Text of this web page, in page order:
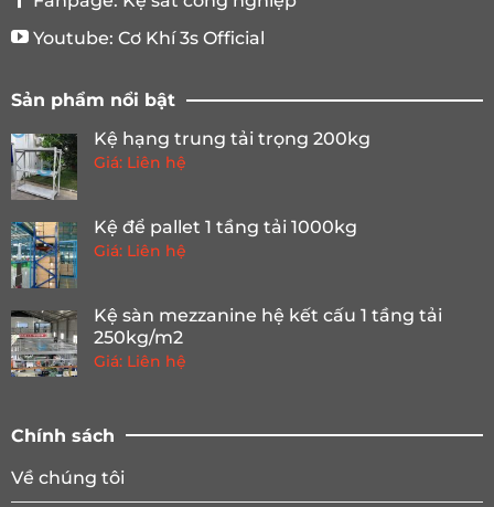
Youtube: Cơ Khí 3s Official
Sản phẩm nổi bật
Kệ hạng trung tải trọng 200kg
Giá: Liên hệ
Kệ để pallet 1 tầng tải 1000kg
Giá: Liên hệ
Kệ sàn mezzanine hệ kết cấu 1 tầng tải
250kg/m2
Giá: Liên hệ
Chính sách
Về chúng tôi